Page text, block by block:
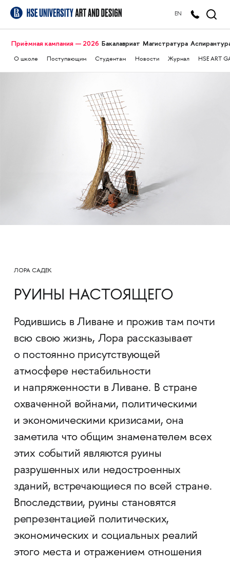
EN
Приёмная кампания — 2026 Бакалавриат Магистратура
О школе Поступающим Студентам Новости Журнал HSE ART
ЛОРА САДЕК
РУИНЫ НАСТОЯЩЕГО
Родившись в Ливане и прожив там почти
всю свою жизнь, Лора рассказывает
о постоянно присутствующей
атмосфере нестабильности
и напряженности в Ливане. В стране
охваченной войнами, политическими
и экономическими кризисами, она
заметила что общим знаменателем всех
этих событий являются руины
разрушенных или недостроенных
зданий, встречающиеся по всей стране.
Впоследствии, руины становятся
репрезентацией политических,
экономических и социальных реалий
этого места и отражением отношения